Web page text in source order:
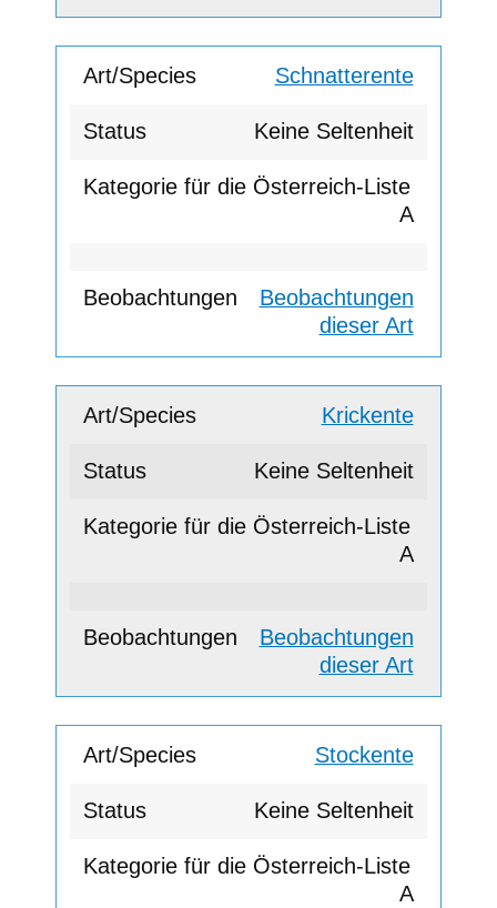
Schnatterente
Keine Seltenheit
A
Beobachtungen
dieser Art
Krickente
Keine Seltenheit
A
Beobachtungen
dieser Art
Stockente
Keine Seltenheit
A